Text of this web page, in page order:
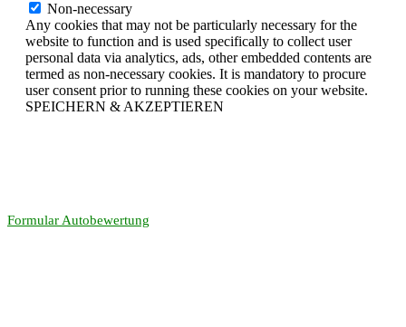
Non-necessary
Any cookies that may not be particularly necessary for the
website to function and is used specifically to collect user
personal data via analytics, ads, other embedded contents are
termed as non-necessary cookies. It is mandatory to procure
user consent prior to running these cookies on your website.
SPEICHERN & AKZEPTIEREN
Formular Autobewertung